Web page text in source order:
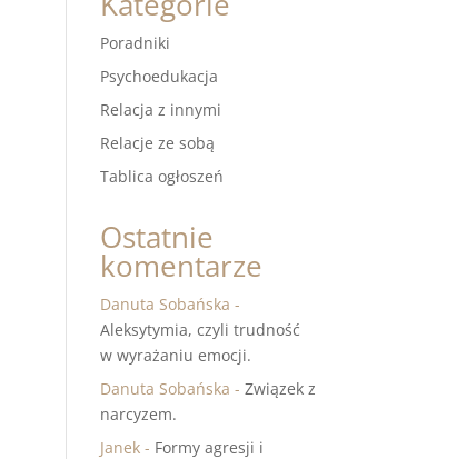
Poradniki
Psychoedukacja
Relacja z innymi
Relacje ze sobą
Tablica ogłoszeń
Ostatnie
komentarze
Danuta Sobańska -
Aleksytymia, czyli trudność
w wyrażaniu emocji.
Danuta Sobańska -Związek z
narcyzem.
Janek - Formy agresji i